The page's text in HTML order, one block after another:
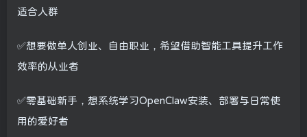
适合人群
✅想要做单人创业、自由职业，希望借助智能工具提升工作
效率的从业者
✅零基础新手，想系统学习OpenClaw安装、部署与日常使
用的爱好者